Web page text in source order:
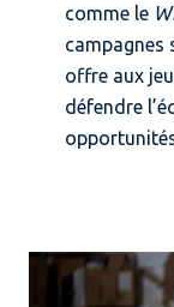
comme le
campagnes
offre aux
défendre